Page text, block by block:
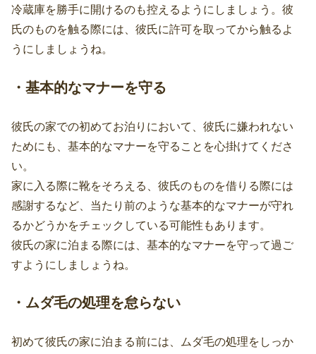
冷蔵庫を勝手に開けるのも控えるようにしましょう。彼
氏のものを触る際には、彼氏に許可を取ってから触るよ
うにしましょうね。
・基本的なマナーを守る
彼氏の家での初めてお泊りにおいて、彼氏に嫌われない
ためにも、基本的なマナーを守ることを心掛けてくださ
い。
家に入る際に靴をそろえる、彼氏のものを借りる際には
感謝するなど、当たり前のような基本的なマナーが守れ
るかどうかをチェックしている可能性もあります。
彼氏の家に泊まる際には、基本的なマナーを守って過ご
すようにしましょうね。
・ムダ毛の処理を怠らない
初めて彼氏の家に泊まる前には、ムダ毛の処理をしっか